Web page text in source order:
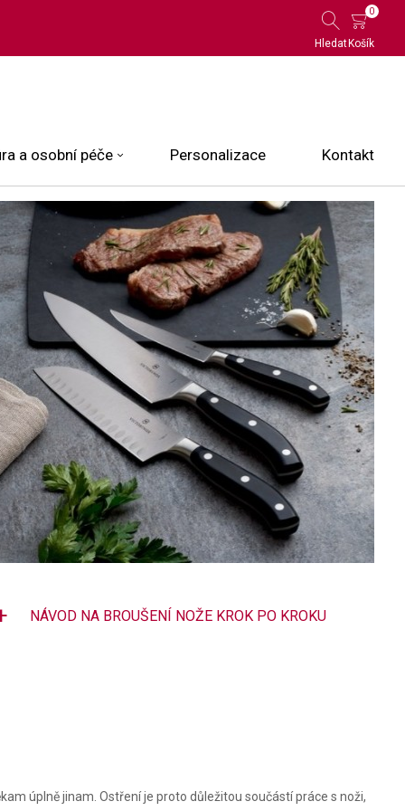
Hledat
0
Košík
Limited Edition
a osobní péče Personalizace Kontakt
NÁVOD NA BROUŠENÍ NOŽE KROK PO KROKU
úplně jinam. Ostření je proto důležitou součástí práce s noži,